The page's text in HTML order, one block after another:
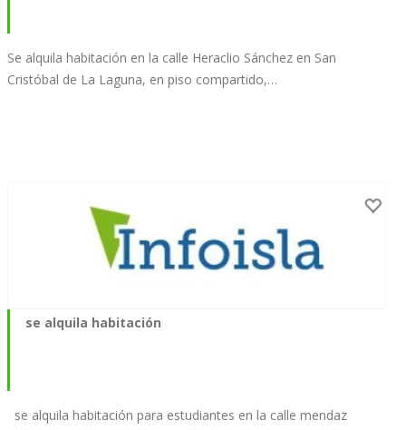
Se alquila habitación en la calle Heraclio Sánchez en San
Cristóbal de La Laguna, en piso compartido,…
se alquila habitación
se alquila habitación para estudiantes en la calle mendaz